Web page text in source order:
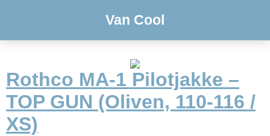
Van Cool
Rothco MA-1 Pilotjakke –
TOP GUN (Oliven, 110-116 /
XS)